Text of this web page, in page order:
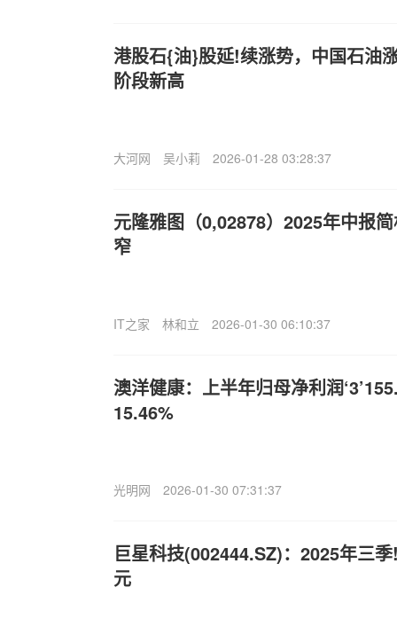
港股石{油}股延!续涨势，中国石油
阶段新高
大河网 吴小莉 2026-01-28 03:28:37
元隆雅图（0,02878）2025年中报
窄
IT之家 林和立 2026-01-30 06:10:37
澳洋健康：上半年归母净利润
15.46%
光明网 2026-01-30 07:31:37
巨星科技(002444.SZ)：2025年三
元